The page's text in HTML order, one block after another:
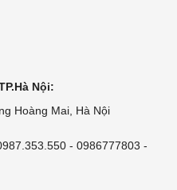
Nội:
Hoàng Mai, Hà Nội
- 0986777803 -